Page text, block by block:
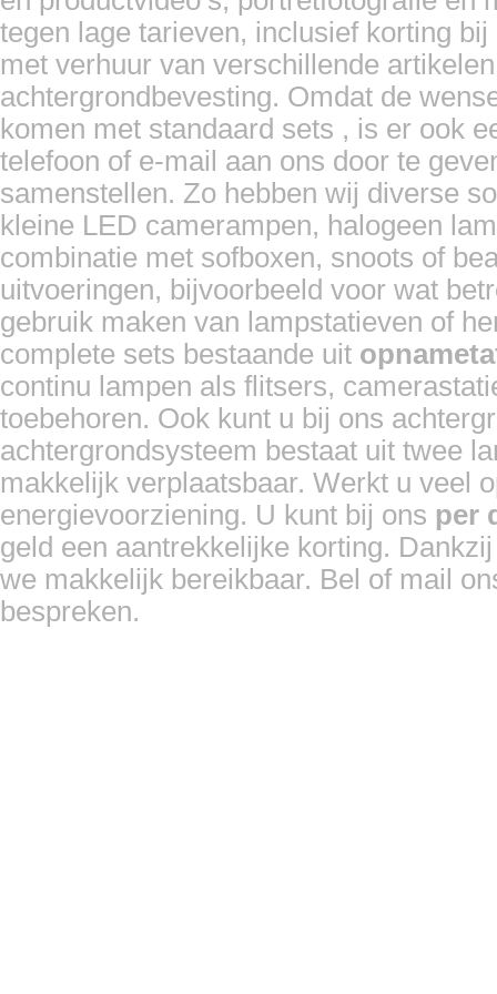
LedGo 2x LG-600SC LED Studioverl...
Prijs:€ 69,50
Details
tegen lage tarieven, inclusief korting
met verhuur van verschillende
achtergrondbevesting. Omdat de
komen met standaard sets , is er ook
telefoon of e-mail aan ons door te
samenstellen. Zo hebben wij diverse
kleine LED camerampen, halogeen
combinatie met sofboxen, snoots of
uitvoeringen, bijvoorbeeld voor wat
gebruik maken van lampstatieven of
complete sets bestaande uit
continu lampen als flitsers,
toebehoren. Ook kunt u bij ons
achtergrondsysteem bestaat uit twee
makkelijk verplaatsbaar. Werkt u veel
energievoorziening. U kunt bij ons per
geld een aantrekkelijke korting.
we makkelijk bereikbaar. Bel of mail
bespreken.